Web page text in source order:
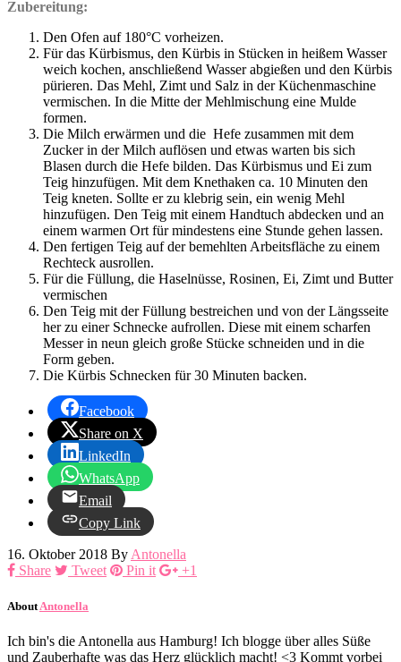
Zubereitung:
Den Ofen auf 180°C vorheizen.
Für das Kürbismus, den Kürbis in Stücken in heißem Wasser
weich kochen, anschließend Wasser abgießen und den Kürbis
pürieren. Das Mehl, Zimt und Salz in der Küchenmaschine
vermischen. In die Mitte der Mehlmischung eine Mulde
formen.
Die Milch erwärmen und die Hefe zusammen mit dem
Zucker in der Milch auflösen und etwas warten bis sich
Blasen durch die Hefe bilden. Das Kürbismus und Ei zum
Teig hinzufügen. Mit dem Knethaken ca. 10 Minuten den
Teig kneten. Sollte er zu klebrig sein, ein wenig Mehl
hinzufügen. Den Teig mit einem Handtuch abdecken und an
einem warmen Ort für mindestens eine Stunde gehen lassen.
Den fertigen Teig auf der bemehlten Arbeitsfläche zu einem
Rechteck ausrollen.
Für die Füllung, die Haselnüsse, Rosinen, Ei, Zimt und Butter
vermischen
Den Teig mit der Füllung bestreichen und von der Längsseite
her zu einer Schnecke aufrollen. Diese mit einem scharfen
Messer in neun gleich große Stücke schneiden und in die
Form geben.
Die Kürbis Schnecken für 30 Minuten backen.
Facebook
Share on X
LinkedIn
WhatsApp
Email
Copy Link
16. Oktober 2018 By Antonella
Share
Tweet Pin it +1
About Antonella
Ich bin's die Antonella aus Hamburg! Ich blogge über alles Süße
und Zauberhafte was das Herz glücklich macht! <3 Kommt vorbei